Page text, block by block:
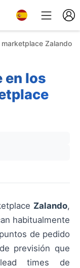
Zalando
en los
Zalando,
habitualmente
de pedido
previsión que
times de